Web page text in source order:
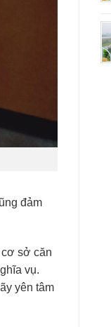
đảm
sở căn
vụ.
yên tâm